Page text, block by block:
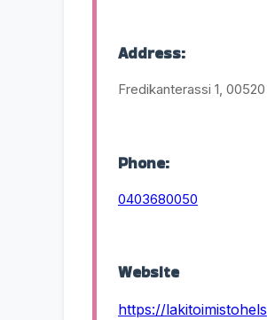
Address:
Fredikanterassi 1,
Phone:
0403680050
Website
https://